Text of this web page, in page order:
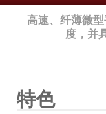
高速、纤薄微
度，并
特色